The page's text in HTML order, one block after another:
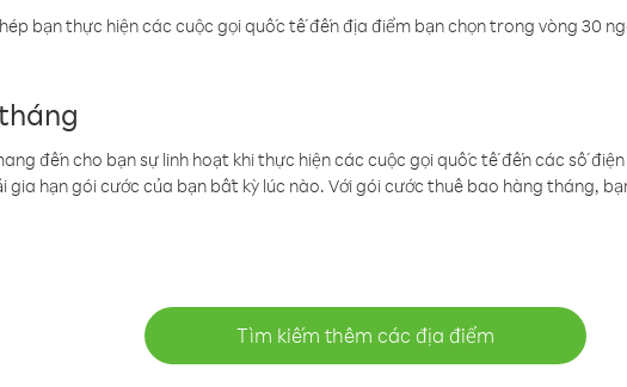
bạn thực hiện các cuộc gọi quốc tế đến địa điểm bạn chọn trong vòng 30
đến cho bạn sự linh hoạt khi thực hiện các cuộc gọi quốc tế đến các số
gia hạn gói cước của bạn bất kỳ lúc nào. Với gói cước thuê bao hàng tháng,
Tìm kiếm thêm các địa điểm